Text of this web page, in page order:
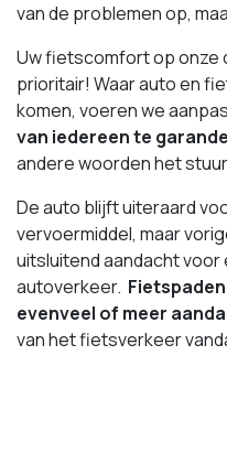
van de problemen op,
Uw fietscomfort op onze
prioritair! Waar auto en
komen, voeren we
van iedereen te
andere woorden het
De auto blijft uiteraard
vervoermiddel, maar
uitsluitend aandacht
autoverkeer.
evenveel of meer
van het fietsverkeer